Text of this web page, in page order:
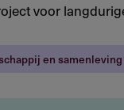
voor
en samenleving